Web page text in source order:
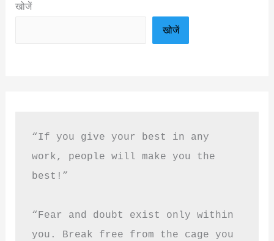
खोजें
खोजें
“If you give your best in any
work, people will make you the
best!”
“Fear and doubt exist only within
you. Break free from the cage you